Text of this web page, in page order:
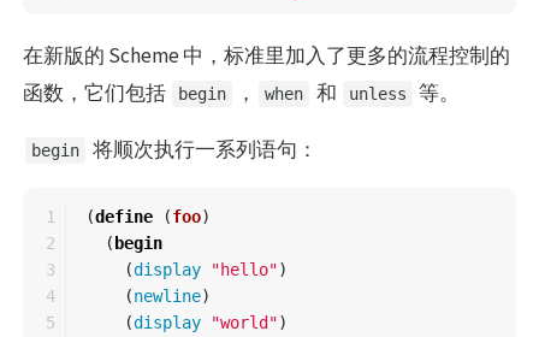
在新版的 Scheme 中，标准里加入了更多的流程控制的
函数，它们包括
begin ， when 和 unless 等。
begin 将顺次执行一系列语句：
1
2
3
4
5
(define (foo)
( begin
(display "hello")
(newline)
(display "world")